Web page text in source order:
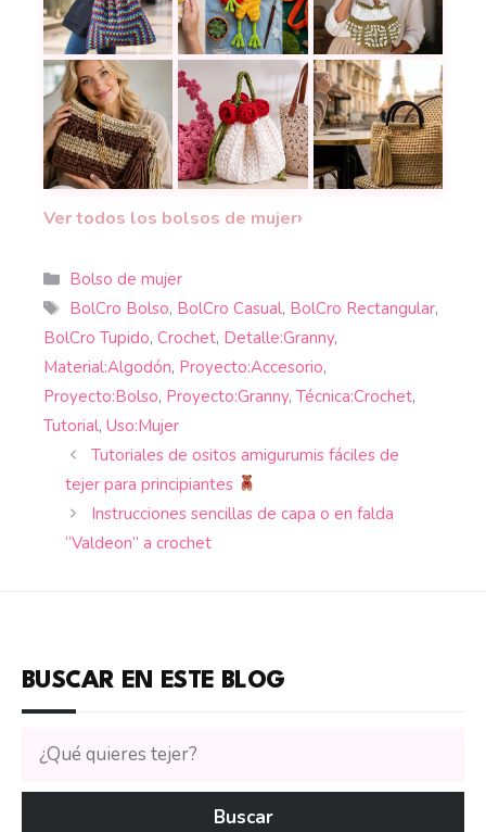
Un solo granny y listo: crea un bolso a crochet
Estas cangureras a crochet
Teje una bolsa a
El Bolso Iris a crochet que alegrará tus looks con
Bolsos con flores a crochet que
Bolso Bella tejido
Ver todos los bolsos de mujer›
Categorías
Bolso de mujer
Etiquetas
BolCro Bolso, BolCro Casual, BolCro Rectangular,
BolCro Tupido, Crochet, Detalle:Granny,
Material:Algodón, Proyecto:Accesorio,
Proyecto:Bolso, Proyecto:Granny, Técnica:Crochet,
Tutorial, Uso:Mujer
Tutoriales de ositos amigurumis fáciles de
tejer para principiantes
Instrucciones sencillas de capa o en falda
“Valdeon” a crochet
BUSCAR EN ESTE BLOG
Buscar
tutoriales
en
Buscar